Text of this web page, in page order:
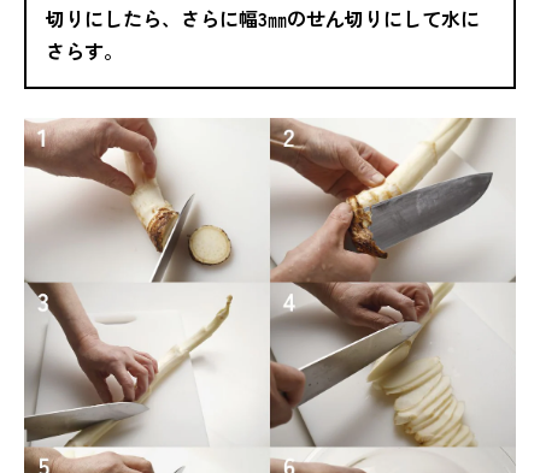
切りにしたら、さらに幅3㎜のせん切りにして水に
さらす。